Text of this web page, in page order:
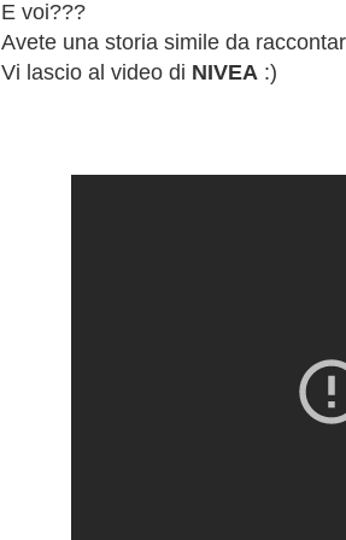
E voi???
Avete una storia simile da
Vi lascio al video di NIVEA:)